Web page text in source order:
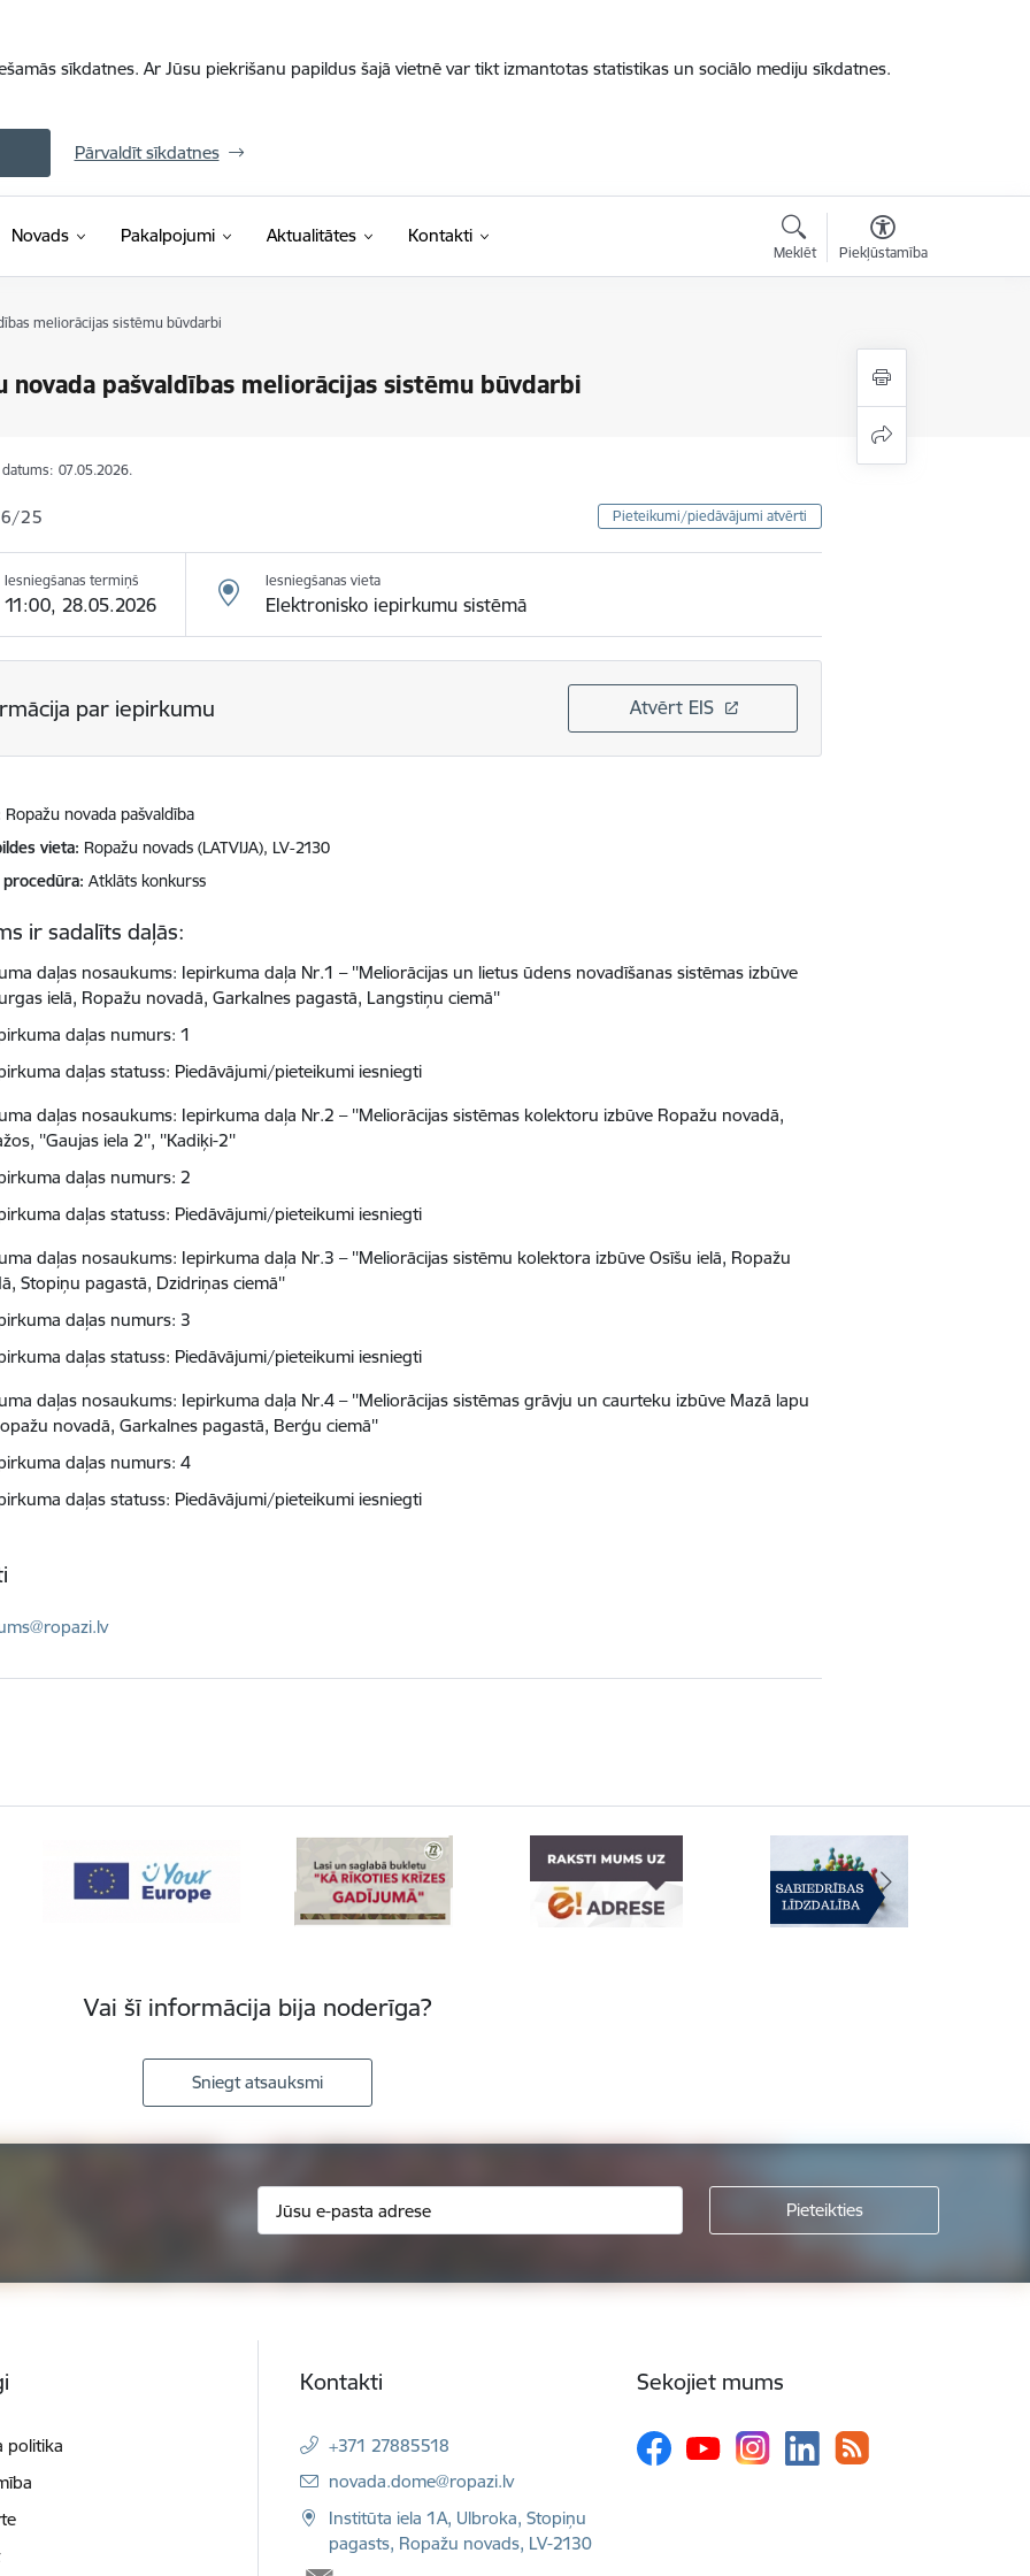
sīkdatnes. Ar Jūsu piekrišanu papildus šajā vietnē var tikt izmantotas statistikas un sociālo mediju sīkdatnes.
Pārvaldīt sīkdatnes
Novads Pakalpojumi Aktualitātes Kontakti
Meklēt Piekļūstamība
meliorācijas sistēmu būvdarbi
novada pašvaldības meliorācijas sistēmu būvdarbi
07.05.2026.
25 Pieteikumi/piedāvājumi atvērti
Iesniegšanas termiņš
11:00, 28.05.2026
Iesniegšanas vieta
Elektronisko iepirkumu sistēmā
par iepirkumu Atvērt EIS
Ropažu novada pašvaldība
vieta Ropažu novads (LATVIJA), LV-2130
Atklāts konkurss
ir sadalīts daļās:
daļas nosaukums: Iepirkuma daļa Nr.1 – ''Meliorācijas un lietus ūdens novadīšanas sistēmas izbūve
ielā, Ropažu novadā, Garkalnes pagastā, Langstiņu ciemā''
daļas numurs: 1
daļas statuss: Piedāvājumi/pieteikumi iesniegti
daļas nosaukums: Iepirkuma daļa Nr.2 – ''Meliorācijas sistēmas kolektoru izbūve Ropažu novadā,
''Gaujas iela 2'', ''Kadiķi-2''
daļas numurs: 2
daļas statuss: Piedāvājumi/pieteikumi iesniegti
daļas nosaukums: Iepirkuma daļa Nr.3 – ''Meliorācijas sistēmu kolektora izbūve Osīšu ielā, Ropažu
Stopiņu pagastā, Dzidriņas ciemā''
daļas numurs: 3
daļas statuss: Piedāvājumi/pieteikumi iesniegti
daļas nosaukums: Iepirkuma daļa Nr.4 – ''Meliorācijas sistēmas grāvju un caurteku izbūve Mazā lapu
novadā, Garkalnes pagastā, Berģu ciemā''
daļas numurs: 4
daļas statuss: Piedāvājumi/pieteikumi iesniegti
Vai šī informācija bija noderīga?
Sniegt atsauksmi
politika
Kontakti
+371 27885518
E-pasts:
novada.dome@ropazi.lv
Institūta iela 1A, Ulbroka, Stopiņu
pagasts, Ropažu novads, LV-2130
Sekojiet mums